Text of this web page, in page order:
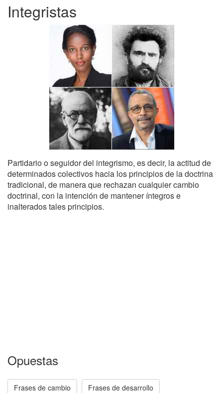
Integristas
Partidario o seguidor del integrismo, es decir, la actitud de
determinados colectivos hacia los principios de la doctrina
tradicional, de manera que rechazan cualquier cambio
doctrinal, con la intención de mantener íntegros e
inalterados tales principios.
Opuestas
Frases de cambio Frases de desarrollo